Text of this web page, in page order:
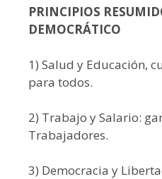
PRINCIPIOS
DEMOCRÁTICO
1) Salud y Educación,
para todos.
2) Trabajo y Salario:
Trabajadores.
3) Democracia y